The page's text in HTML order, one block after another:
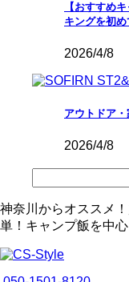
【おすすめ
キングを初
2026/4/8
アウトドア
2026/4/8
神奈川からオススメ
単！キャンプ飯を中